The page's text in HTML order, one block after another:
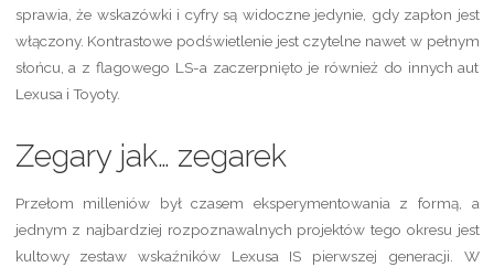
sprawia, że wskazówki i cyfry są widoczne jedynie, gdy zapłon jest
włączony. Kontrastowe podświetlenie jest czytelne nawet w pełnym
słońcu, a z flagowego LS-a zaczerpnięto je również do innych aut
Lexusa i Toyoty.
Zegary jak… zegarek
Przełom milleniów był czasem eksperymentowania z formą, a
jednym z najbardziej rozpoznawalnych projektów tego okresu jest
kultowy zestaw wskaźników Lexusa IS pierwszej generacji. W